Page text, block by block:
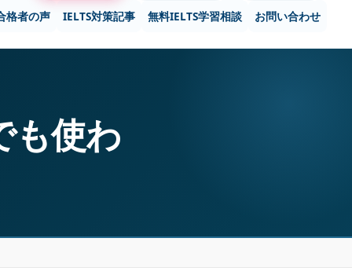
格者の声 IELTS対策記事 無料IELTS学習相談 お問い合わせ
も使わ